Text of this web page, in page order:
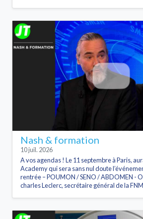
Nash & formation
10 juil. 2026
A vos agendas ! Le 11 septembre à Paris,
Academy qui sera sans nul doute
rentrée – POUMON / SENO / ABDOMEN -
charles Leclerc, secrétaire général de la